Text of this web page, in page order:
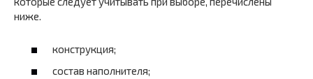
ниже.
конструкция;
состав наполнителя;